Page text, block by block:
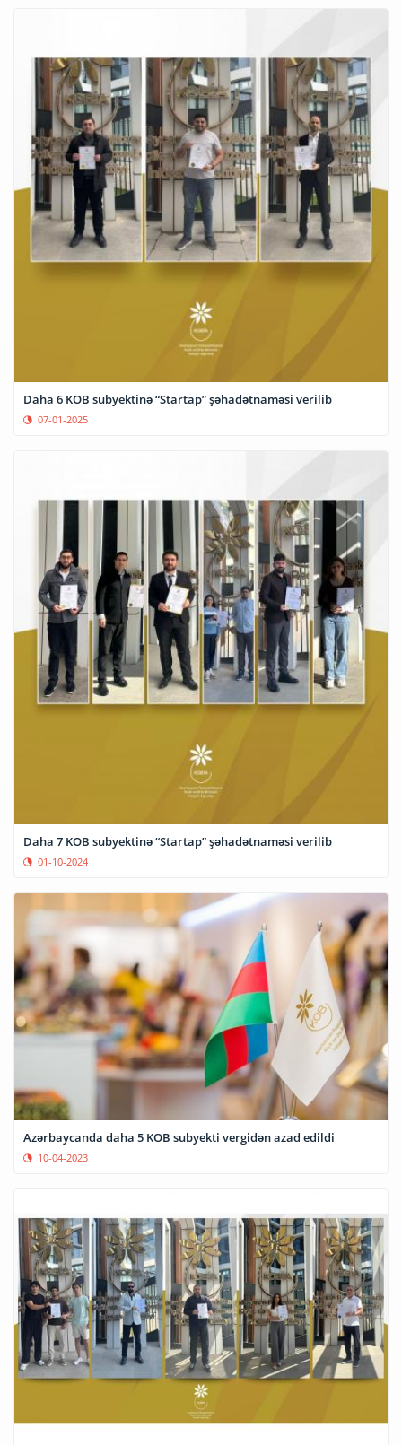
Daha 6 KOB subyektinə “Startap” şəhadətnaməsi verilib
07-01-2025
Daha 7 KOB subyektinə “Startap” şəhadətnaməsi verilib
01-10-2024
Azərbaycanda daha 5 KOB subyekti vergidən azad edildi
10-04-2023